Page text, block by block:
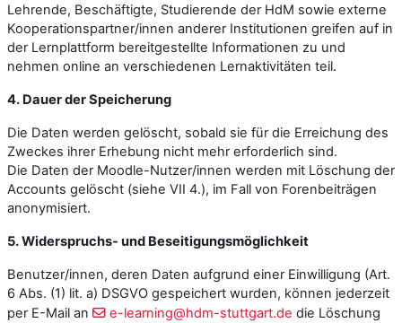
Lehrende, Beschäftigte, Studierende der HdM sowie externe
Kooperationspartner/innen anderer Institutionen greifen auf in
der Lernplattform bereitgestellte Informationen zu und
nehmen online an verschiedenen Lernaktivitäten teil.
4. Dauer der Speicherung
Die Daten werden gelöscht, sobald sie für die Erreichung des
Zweckes ihrer Erhebung nicht mehr erforderlich sind.
Die Daten der Moodle-Nutzer/innen werden mit Löschung der
Accounts gelöscht (siehe VII 4.), im Fall von Forenbeiträgen
anonymisiert.
5. Widerspruchs- und Beseitigungsmöglichkeit
Benutzer/innen, deren Daten aufgrund einer Einwilligung (Art.
6 Abs. (1) lit. a) DSGVO gespeichert wurden, können jederzeit
per E-Mail an
e-learning@hdm-stuttgart.de die Löschung